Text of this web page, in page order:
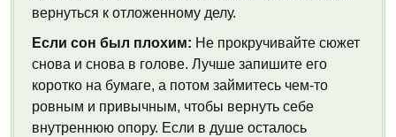
вернуться к отложенному делу.
Если сон был плохим: Не прокручивайте сюжет
снова и снова в голове. Лучше запишите его
коротко на бумаге, а потом займитесь чем-то
ровным и привычным, чтобы вернуть себе
внутреннюю опору. Если в душе осталось